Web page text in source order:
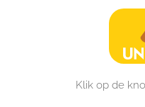
Klik op de